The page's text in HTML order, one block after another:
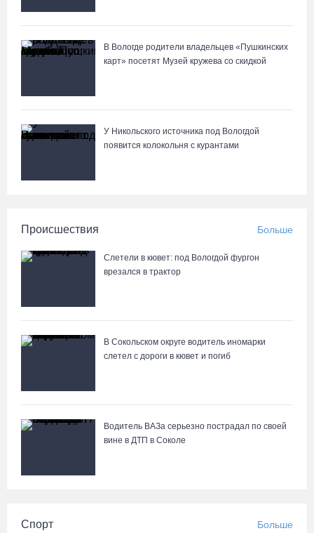
вологодские гаишникиВ Вологде родители владельцев «Пушкинских
карт» посетят Музей кружева со скидкой
У Никольского источника под Вологдой
появится колокольня с курантами
Происшествия Больше
Слетели в кювет: под Вологдой фургон
врезался в трактор
В Сокольском округе водитель иномарки
слетел с дороги в кювет и погиб
Водитель ВАЗа серьезно пострадал по своей
вине в ДТП в Соколе
Спорт Больше